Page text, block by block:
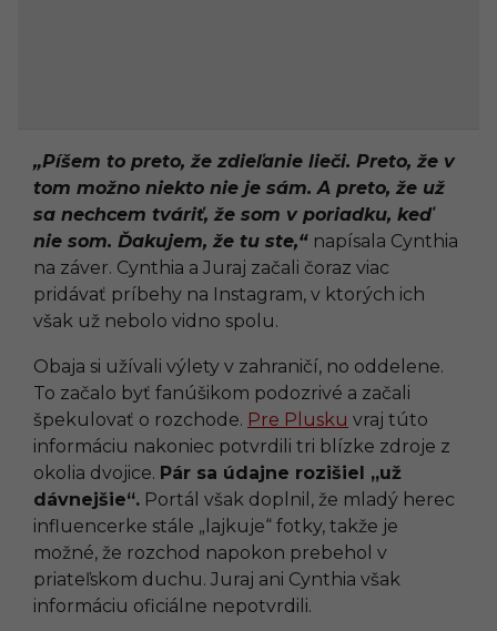
„Píšem to preto, že zdieľanie lieči. Preto, že v
tom možno niekto nie je sám. A preto, že už
sa nechcem tváriť, že som v poriadku, keď
nie som. Ďakujem, že tu ste,“ napísala Cynthia
na záver. Cynthia a Juraj začali čoraz viac
pridávať príbehy na Instagram, v ktorých ich
však už nebolo vidno spolu.
Obaja si užívali výlety v zahraničí, no oddelene.
To začalo byť fanúšikom podozrivé a začali
špekulovať o rozchode. Pre Plusku vraj túto
informáciu nakoniec potvrdili tri blízke zdroje z
okolia dvojice. Pár sa údajne rozišiel „už
dávnejšie“. Portál však doplnil, že mladý herec
influencerke stále „lajkuje“ fotky, takže je
možné, že rozchod napokon prebehol v
priateľskom duchu. Juraj ani Cynthia však
informáciu oficiálne nepotvrdili.